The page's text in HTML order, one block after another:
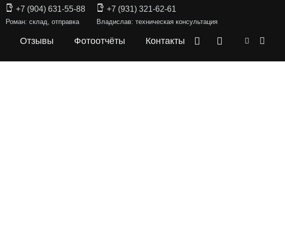
+7 (904) 631-55-88
Роман: склад, отправка
+7 (931) 321-62-61
Владислав: техническая консультация
Отзывы Фотоотчёты Контакты